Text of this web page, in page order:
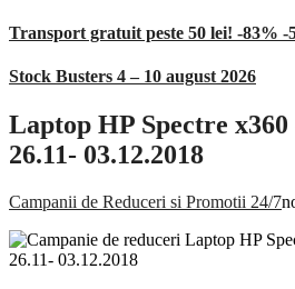
Transport gratuit peste 50 lei! -83%
Stock Busters 4 – 10 august 2026
Laptop HP Spectre
26.11- 03.12.2018
Campanii de Reduceri si Promotii 24/7